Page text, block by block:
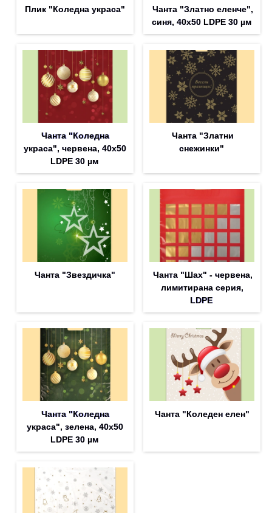
Плик "Коледна украса"
Чанта "Златно еленче",
синя, 40х50 LDPE 30 µм
Чанта "Коледна
украса", червена, 40х50
LDPE 30 µм
Чанта "Златни
снежинки"
Чанта "Звездичка"
Чанта "Шах" - червена,
лимитирана серия,
LDPE
Чанта "Коледна
украса", зелена, 40х50
LDPE 30 µм
Чанта "Коледен елен"